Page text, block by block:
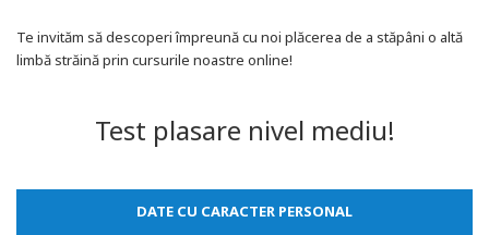
Te invităm să descoperi împreună cu noi plăcerea de a stăpâni o altă
limbă străină prin cursurile noastre online!
Test plasare nivel mediu!
DATE CU CARACTER PERSONAL